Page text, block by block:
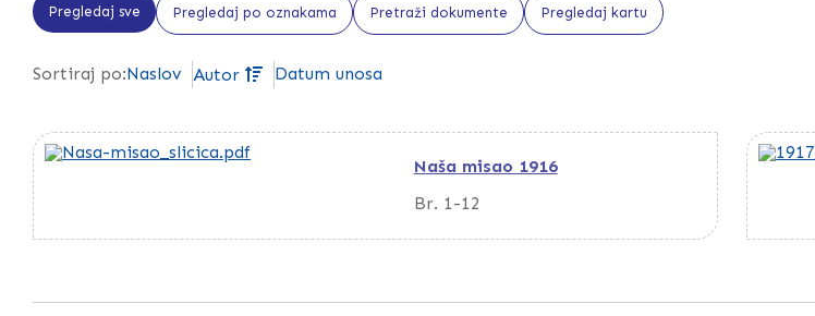
Pregledaj sve Pregledaj po oznakama Pretraži dokumente Pregledaj kartu
Sortiraj po:Naslov Autor Datum unosa
Naša misao 1916
Br. 1-12